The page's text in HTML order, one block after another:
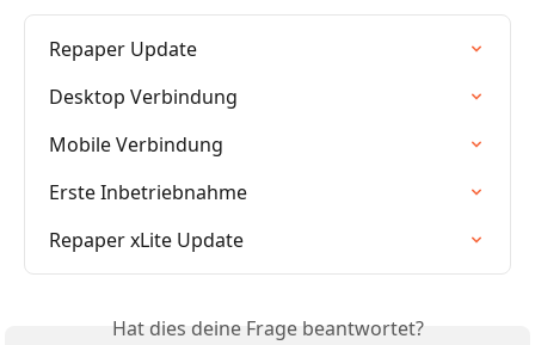
Repaper Update
Desktop Verbindung
Mobile Verbindung
Erste Inbetriebnahme
Repaper xLite Update
Hat dies deine Frage beantwortet?